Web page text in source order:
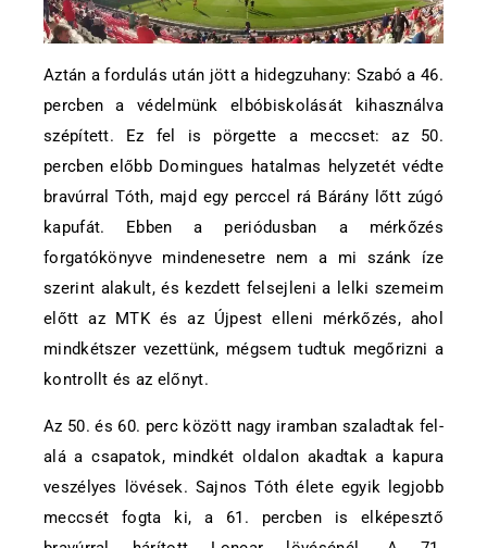
Aztán a fordulás után jött a hidegzuhany: Szabó a 46.
percben a védelmünk elbóbiskolását kihasználva
szépített. Ez fel is pörgette a meccset: az 50.
percben előbb Domingues hatalmas helyzetét védte
bravúrral Tóth, majd egy perccel rá Bárány lőtt zúgó
kapufát. Ebben a periódusban a mérkőzés
forgatókönyve mindenesetre nem a mi szánk íze
szerint alakult, és kezdett felsejleni a lelki szemeim
előtt az MTK és az Újpest elleni mérkőzés, ahol
mindkétszer vezettünk, mégsem tudtuk megőrizni a
kontrollt és az előnyt.
Az 50. és 60. perc között nagy iramban szaladtak fel-
alá a csapatok, mindkét oldalon akadtak a kapura
veszélyes lövések. Sajnos Tóth élete egyik legjobb
meccsét fogta ki, a 61. percben is elképesztő